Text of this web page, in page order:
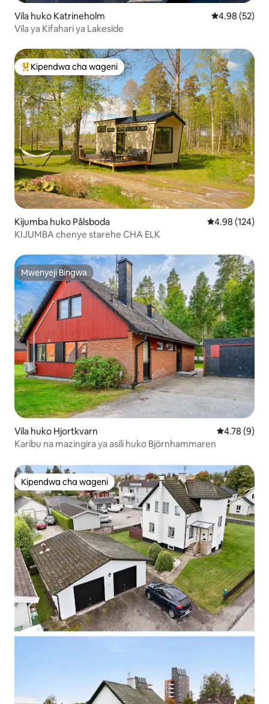
Vila huko Katrineholm Ukadiriaji wa
4.98 (52)
Vila ya Kifahari ya Lakeside
Kipendwa maarufu cha wageni
Kipendwa cha wageni
Kijumba huko Pålsboda Ukadiriaji wa
4.98 (124)
KIJUMBA chenye starehe CHA ELK
Mwenyeji Bingwa
Mwenyeji Bingwa
Vila huko Hjortkvarn Ukadiriaji
4.78 (9)
Karibu na mazingira ya asili huko Björnhammaren
Kipendwa cha wageni
Kipendwa cha wageni